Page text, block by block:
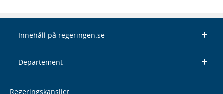
Innehåll på regeringen.se
Departement
Regeringskansliet